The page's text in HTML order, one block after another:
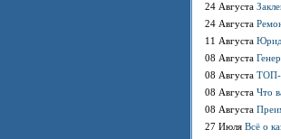
24 Августа
24 Августа
11 Августа
08 Августа
08 Августа ТОП-
08 Августа Что
08 Августа
27 Июля Всё о